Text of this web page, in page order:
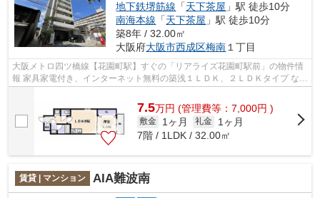
地下鉄堺筋線 「天下茶屋 」駅 徒歩10分
南海本線 「天下茶屋 」駅 徒歩10分
築8年 / 32.00㎡
大阪府大阪市西成区梅南 １丁目
大阪メトロ四ツ橋線【花園町駅】すぐの「リアライズ花園町駅前」の物件情
報 家具家電付き、インターネット無料の築浅１ＬＤＫ、２ＬＤＫタイプ なん
7.5万円 (管理費等：7,000円 )
敷金 1ヶ月 礼金
1ヶ月
7階 / 1LDK / 32.00㎡
賃貸 | マンション AIA難波南